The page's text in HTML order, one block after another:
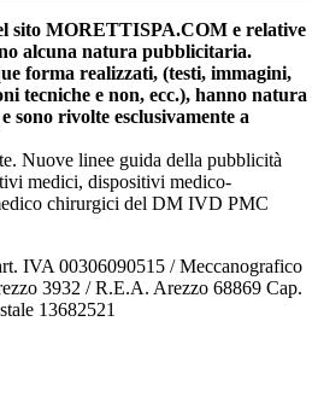
sito MORETTISPA.COM e relative
alcuna natura pubblicitaria.
forma realizzati, (testi, immagini,
tecniche e non, ecc.), hanno natura
sono rivolte esclusivamente a
Nuove linee guida della pubblicità
medici, dispositivi medico-
chirurgici del DM IVD PMC
IVA 00306090515 / Meccanografico
3932 / R.E.A. Arezzo 68869 Cap.
13682521